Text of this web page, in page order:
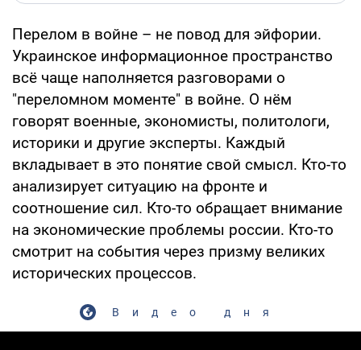
Перелом в войне – не повод для эйфории.
Украинское информационное пространство
всё чаще наполняется разговорами о
"переломном моменте" в войне. О нём
говорят военные, экономисты, политологи,
историки и другие эксперты. Каждый
вкладывает в это понятие свой смысл. Кто-то
анализирует ситуацию на фронте и
соотношение сил. Кто-то обращает внимание
на экономические проблемы россии. Кто-то
смотрит на события через призму великих
исторических процессов.
Видео дня